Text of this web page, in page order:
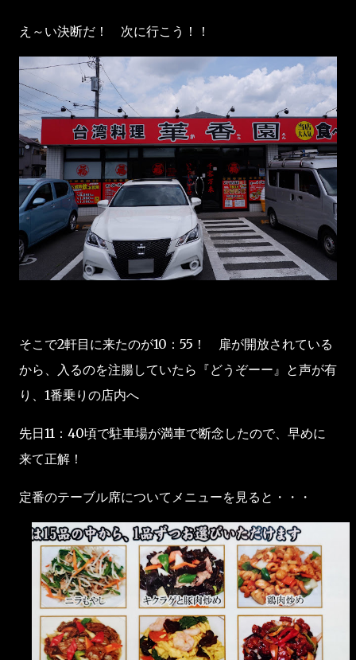
え～い決断だ！ 次に行こう！！
そこで2軒目に来たのが10：55！ 扉が開放されている
から、入るのを注腸していたら『どうぞーー』と声が有
り、1番乗りの店内へ
先日11：40頃で駐車場が満車で断念したので、早めに
来て正解！
定番のテーブル席についてメニューを見ると・・・